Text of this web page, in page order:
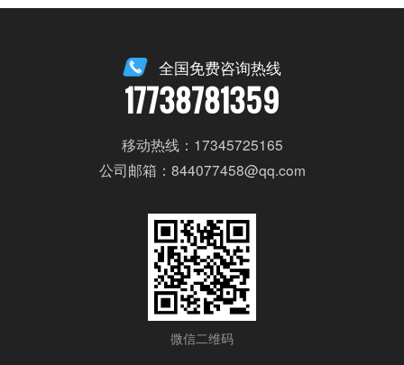
全国免费咨询热线
17738781359
移动热线：17345725165
公司邮箱：844077458@qq.com
微信二维码